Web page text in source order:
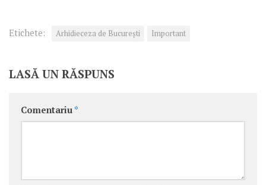
Etichete: Arhidieceza de București Important
LASĂ UN RĂSPUNS
Comentariu *